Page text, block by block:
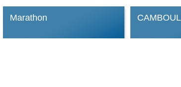
Marathon